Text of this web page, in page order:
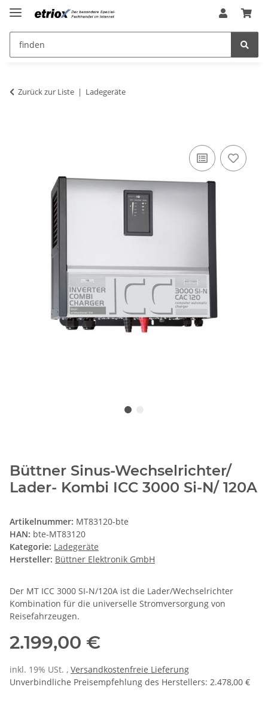
Zurück zur Liste Ladegeräte
Büttner Sinus-Wechselrichter/
Lader- Kombi ICC 3000 Si-N/ 120A
Artikelnummer: MT83120-bte
HAN: bte-MT83120
Kategorie: Ladegeräte
Hersteller: Büttner Elektronik GmbH
Der MT ICC 3000 SI-N/120A ist die Lader/Wechselrichter
Kombination für die universelle Stromversorgung von
Reisefahrzeugen.
2.199,00 €
inkl. 19% USt. , Versandkostenfreie Lieferung
Unverbindliche Preisempfehlung des Herstellers: 2.478,00 €